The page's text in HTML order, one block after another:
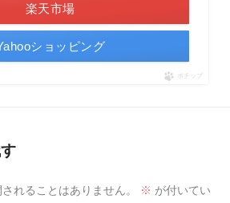
楽天市場
ショッピング
ポチップ
れることはありません。 ※ が付いてい